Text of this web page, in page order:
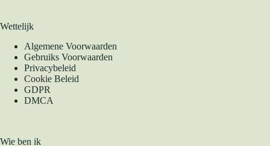
Wettelijk
Algemene Voorwaarden
Gebruiks Voorwaarden
Privacybeleid
Cookie Beleid
GDPR
DMCA
Wie ben ik